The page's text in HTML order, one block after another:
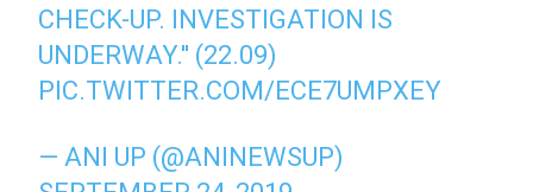
CHECK-UP. INVESTIGATION IS
UNDERWAY.'' (22.09)
PIC.TWITTER.COM/ECE7UMPXEY
— ANI UP (@ANINEWSUP)